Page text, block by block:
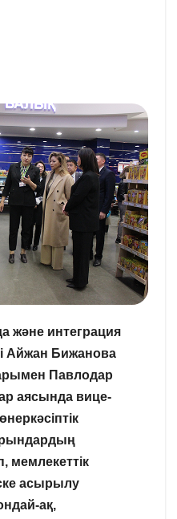
және интеграция
Айжан Бижанова
Павлодар
аясында вице-
асырылу
ақ,